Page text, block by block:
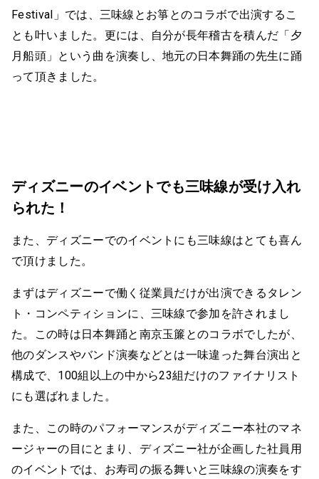
Festival」では、三味線とお箏とのコラボで出演するこ
とも叶いました。更には、自分が長年稽古を積んだ「夕
月船頭」という曲を演奏し、地元の日本舞踊の先生に踊
って頂きました。
ディズニーのイベントでも三味線が受け入れ
られた！
また、ディズニーでのイベントにも三味線はとても喜ん
で頂けました。
まずはディズニーで働く従業員だけが出演できるタレン
ト・コンペティションに、三味線で参加を許されまし
た。この時は日本舞踊と南京玉簾とのコラボでしたが、
他のダンスやバンド演奏などとは一味違った舞台演出と
構成で、100組以上の中から23組だけのファイナリスト
にも選ばれました。
また、この時のパフォーマンスがディズニー本社のマネ
ージャーの目にとまり、ディズニー社が企画した社員用
のイベントでは、お寿司の振る舞いと三味線の演奏をす